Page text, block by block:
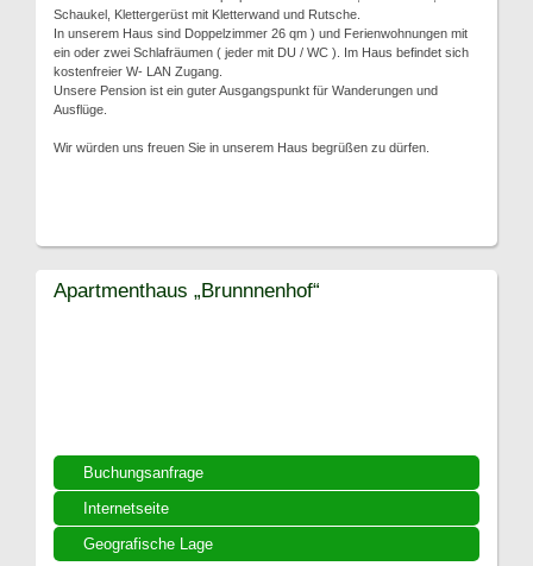
Schaukel, Klettergerüst mit Kletterwand und Rutsche.
In unserem Haus sind Doppelzimmer 26 qm ) und Ferienwohnungen mit
ein oder zwei Schlafräumen ( jeder mit DU / WC ). Im Haus befindet sich
kostenfreier W- LAN Zugang.
Unsere Pension ist ein guter Ausgangspunkt für Wanderungen und
Ausflüge.
Wir würden uns freuen Sie in unserem Haus begrüßen zu dürfen.
Buchungsanfrage
Internetseite
Geografische Lage
Apartmenthaus „Brunnnenhof“